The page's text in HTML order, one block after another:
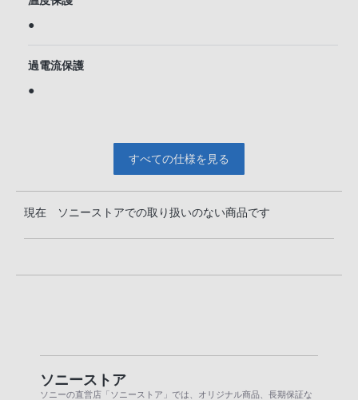
●
過電流保護
●
すべての仕様を見る
現在 ソニーストアでの取り扱いのない商品です
ソニーストア
ソニーの直営店「ソニーストア」では、オリジナル商品、長期保証な